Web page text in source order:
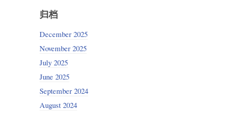
归档
December 2025
November 2025
July 2025
June 2025
September 2024
August 2024